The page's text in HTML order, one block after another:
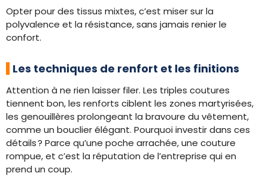
Opter pour des tissus mixtes, c’est miser sur la
polyvalence et la résistance, sans jamais renier le
confort.
Les techniques de renfort et les finitions
Attention à ne rien laisser filer. Les triples coutures
tiennent bon, les renforts ciblent les zones martyrisées,
les genouillères prolongeant la bravoure du vêtement,
comme un bouclier élégant. Pourquoi investir dans ces
détails ? Parce qu’une poche arrachée, une couture
rompue, et c’est la réputation de l’entreprise qui en
prend un coup.